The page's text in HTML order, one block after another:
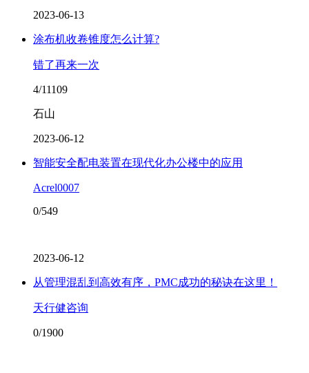
2023-06-13
涂布机收卷锥度怎么计算?
错了再来一次
4/11109
石山
2023-06-12
智能安全配电装置在现代化办公楼中的应用
Acrel0007
0/549
2023-06-12
从管理混乱到高效有序，PMC成功的秘诀在这里！
天行健咨询
0/1900